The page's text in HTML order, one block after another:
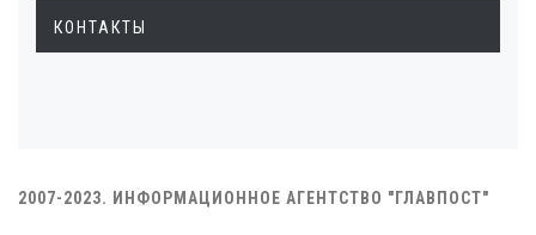
КОНТАКТЫ
2007-2023. ИНФОРМАЦИОННОЕ АГЕНТСТВО "ГЛАВПОСТ"